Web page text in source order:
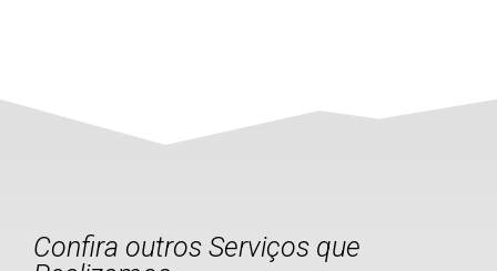
Confira outros Serviços que